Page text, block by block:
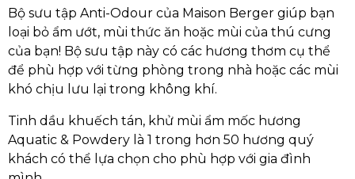
Bộ sưu tập Anti-Odour của Maison Berger giúp bạn
loại bỏ ẩm ướt, mùi thức ăn hoặc mùi của thú cưng
của bạn! Bộ sưu tập này có các hương thơm cụ thể
để phù hợp với từng phòng trong nhà hoặc các mùi
khó chịu lưu lại trong không khí.
Tinh dầu khuếch tán, khử mùi ẩm mốc hương
Aquatic & Powdery là 1 trong hơn 50 hương quý
khách có thể lựa chọn cho phù hợp với gia đình